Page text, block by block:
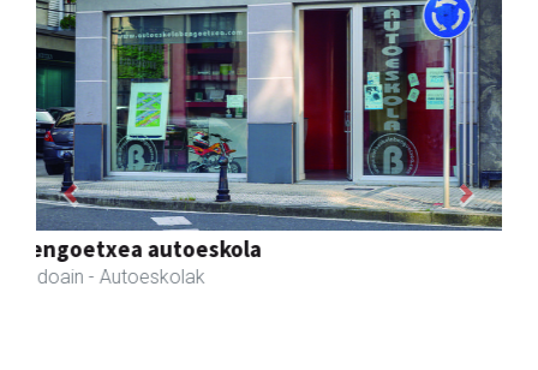
Mendi autoeskola
Andoain - Autoeskolak
Previous Next